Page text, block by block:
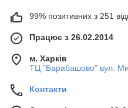
99% позитивних з 251
Працює з 26.02.2014
м. Харків
ТЦ "Барабашово" вул.
Контакти